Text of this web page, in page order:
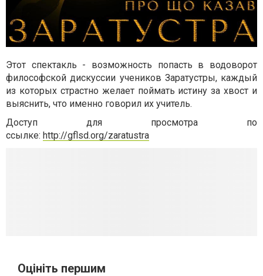
Этот спектакль - возможность попасть в водоворот
философской дискуссии учеников Заратустры, каждый
из которых страстно желает поймать истину за хвост и
выяснить, что именно говорил их учитель.
Доступ для просмотра по
ссылке: http://gflsd.org/zaratustra
Оцініть першим